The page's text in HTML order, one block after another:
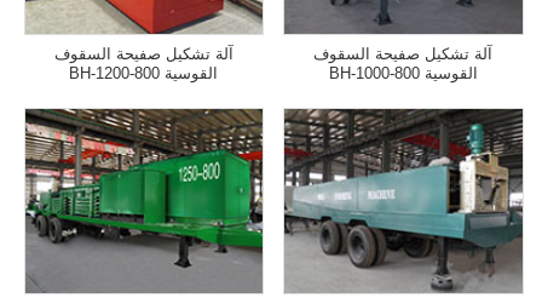
آلة تشكيل صفيحة السقوف
القوسية BH-1000-800
آلة تشكيل صفيحة السقوف
القوسية BH-1200-800